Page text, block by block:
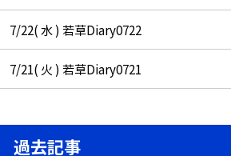
7/22( 水 ) 若草Diary0722
7/21( 火 ) 若草Diary0721
過去記事